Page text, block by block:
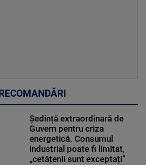
RECOMANDĂRI
Ședință extraordinară de
Guvern pentru criza
energetică. Consumul
industrial poate fi limitat,
„cetățenii sunt exceptați”